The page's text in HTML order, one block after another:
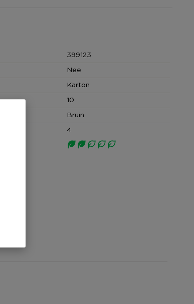
399123
Nee
Karton
10
Bruin
4